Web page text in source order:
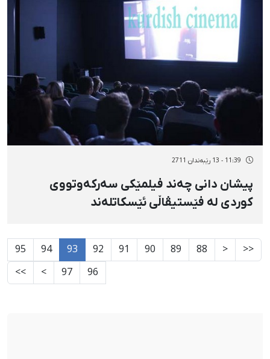
11:39 - 13 رێبەندان 2711
پیشان دانی چەند فیلمێكی سەركەوتووی
كوردی لە فێستیڤاڵی ئێسكاتلەند
<<
<
88
89
90
91
92
93
94
95
96
97
>
>>